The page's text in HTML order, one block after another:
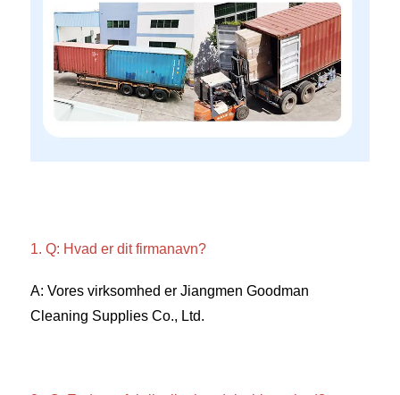
1. Q: Hvad er dit firmanavn?
A: Vores virksomhed er Jiangmen Goodman
Cleaning Supplies Co., Ltd.